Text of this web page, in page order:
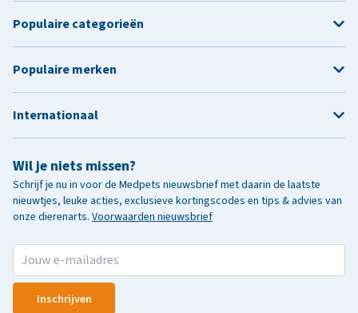
Wil je niets missen?
Schrijf je nu in voor de Medpets nieuwsbrief met daarin de laatste
nieuwtjes, leuke acties, exclusieve kortingscodes en tips & advies van
onze dierenarts. Voorwaarden nieuwsbrief
Inschrijven
Populaire categorieën
Populaire merken
Internationaal